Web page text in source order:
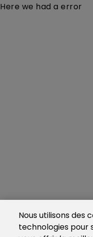
Here we had a error
Nous utilisons des
technologies pour